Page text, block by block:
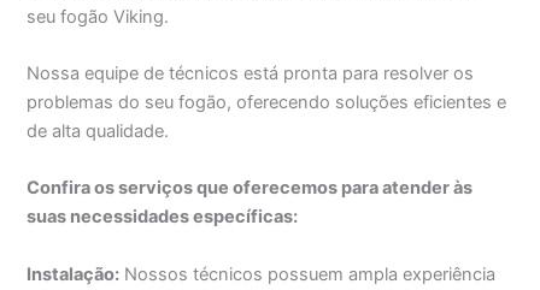
seu fogão Viking.
Nossa equipe de técnicos está pronta para resolver os
problemas do seu fogão, oferecendo soluções eficientes e
de alta qualidade.
Confira os serviços que oferecemos para atender às
suas necessidades específicas:
Instalação: Nossos técnicos possuem ampla experiência